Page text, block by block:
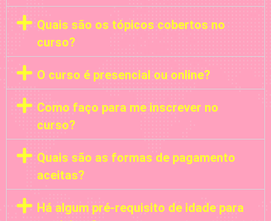
Quais são os tópicos cobertos no
curso?
O curso é presencial ou online?
Como faço para me inscrever no
curso?
Quais são as formas de pagamento
aceitas?
Há algum pré-requisito de idade para